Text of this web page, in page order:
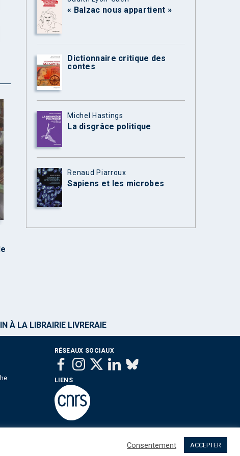
« Balzac nous appartient »
Dictionnaire critique des
contes
Michel Hastings
La disgrâce politique
Renaud Piarroux
Sapiens et les microbes
À LA LIBRAIRIE LIVRERAIE
RÉSEAUX SOCIAUX
LIENS
Consentement ACCEPTER